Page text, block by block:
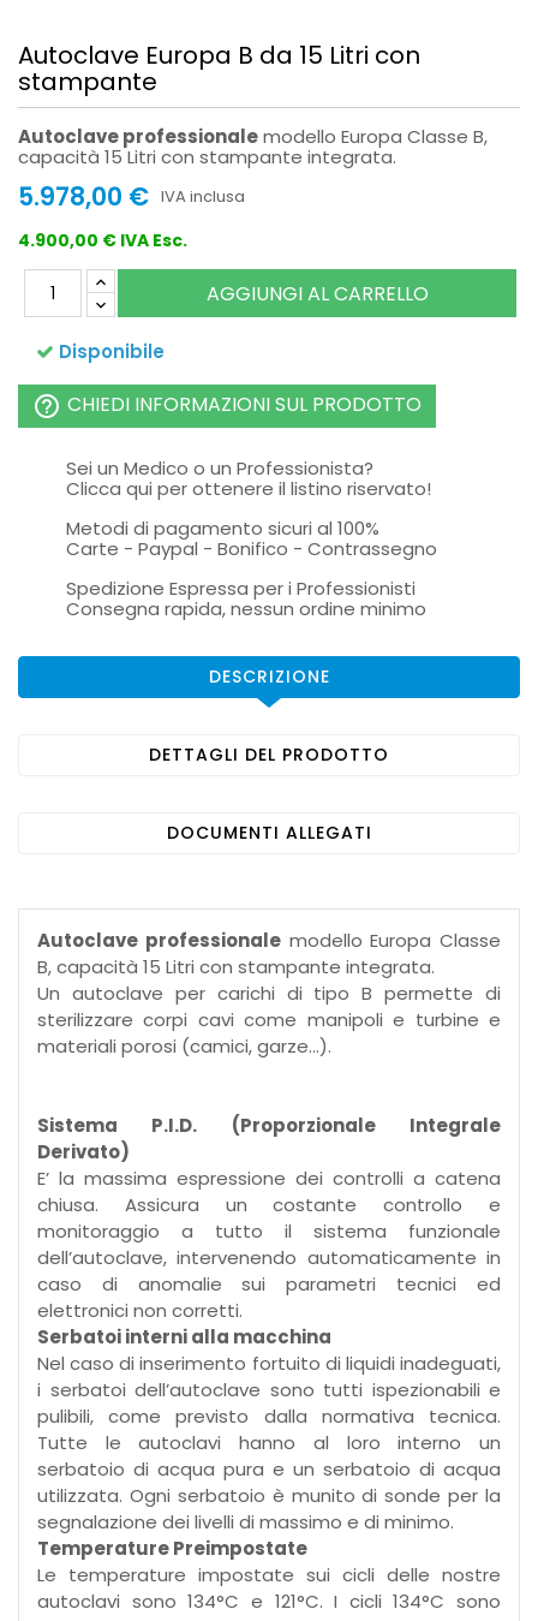
Autoclave Europa B da 15 Litri con
stampante
Autoclave professionalemodello Europa Classe B,
capacità 15 Litri con stampante integrata.
5.978,00 € IVA inclusa
4.900,00 € IVA Esc.
AGGIUNGI AL CARRELLO
Disponibile
help_outline CHIEDI INFORMAZIONI SUL PRODOTTO
Sei un Medico o un Professionista?
Clicca qui per ottenere il listino riservato!
Metodi di pagamento sicuri al 100%
Carte - Paypal - Bonifico - Contrassegno
Spedizione Espressa per i Professionisti
Consegna rapida, nessun ordine minimo
DESCRIZIONE
DETTAGLI DEL PRODOTTO
DOCUMENTI ALLEGATI
Autoclave professionalemodello Europa Classe
B, capacità 15 Litri con stampante integrata.
Un autoclave per carichi di tipo B permette di
sterilizzare corpi cavi come manipoli e turbine e
materiali porosi (camici, garze…).
Sistema P.I.D. (Proporzionale Integrale
Derivato)
E’ la massima espressione dei controlli a catena
chiusa. Assicura un costante controllo e
monitoraggio a tutto il sistema funzionale
dell’autoclave, intervenendo automaticamente in
caso di anomalie sui parametri tecnici ed
elettronici non corretti.
Serbatoi interni alla macchina
Nel caso di inserimento fortuito di liquidi inadeguati,
i serbatoi dell’autoclave sono tutti ispezionabili e
pulibili, come previsto dalla normativa tecnica.
Tutte le autoclavi hanno al loro interno un
serbatoio di acqua pura e un serbatoio di acqua
utilizzata. Ogni serbatoio è munito di sonde per la
segnalazione dei livelli di massimo e di minimo.
Temperature Preimpostate
Le temperature impostate sui cicli delle nostre
autoclavi sono 134°C e 121°C. I cicli 134°C sono